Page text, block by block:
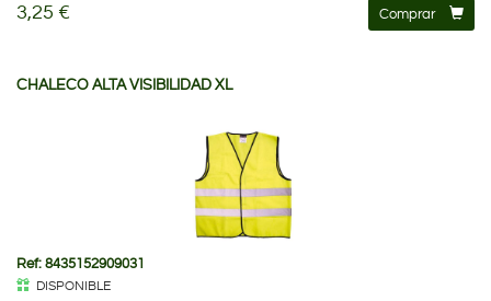
3,25 € Comprar
CHALECO ALTA VISIBILIDAD XL
Ref: 8435152909031
DISPONIBLE